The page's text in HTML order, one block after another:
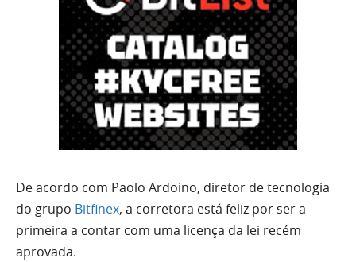
De acordo com Paolo Ardoino, diretor de tecnologia
do grupo Bitfinex, a corretora está feliz por ser a
primeira a contar com uma licença da lei recém
aprovada.